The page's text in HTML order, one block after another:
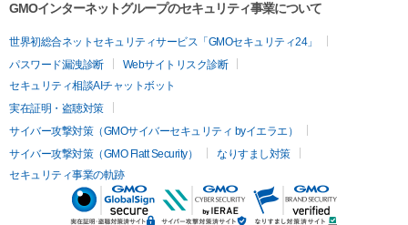
GMOインターネットグループのセキュリティ事業について
世界初総合ネットセキュリティサービス「GMOセキュリティ24」
パスワード漏洩診断
Webサイトリスク診断
セキュリティ相談AIチャットボット
実在証明・盗聴対策
サイバー攻撃対策（GMOサイバーセキュリティ byイエラエ）
サイバー攻撃対策（GMO Flatt Security）
なりすまし対策
セキュリティ事業の軌跡